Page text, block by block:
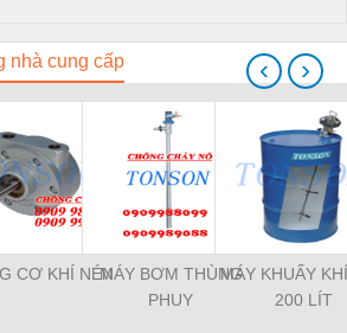
nhà cung cấp
CƠ KHÍ NÉNMÁY BƠM THÙNG
PHUY
MÁY KHUẤY
200 LÍT
‹ ›